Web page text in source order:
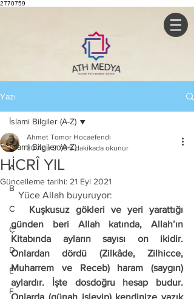
2770759
Yazı
İslami Bilgiler (A-Z)
A
B
C
Ç
D
E
F
İslami Bilgiler (A-Z)
HİCRÎ YIL
Ahmet Tomor Hocaefendi
30 Ağu 2018 3 dakikada okunur
Güncelleme tarihi: 21 Eyl 2021
   Yüce Allah buyuruyor:
   Kuşkusuz gökleri ve yeri yarattığı
günden beri Allah katında, Allah’ın
Kitabında ayların sayısı on ikidir.
Onlardan dördü (Zilkâde, Zilhicce,
Muharrem ve Receb) haram (saygın)
aylardır. İşte dosdoğru hesap budur.
Onlarda (günah işleyip) kendinize yazık